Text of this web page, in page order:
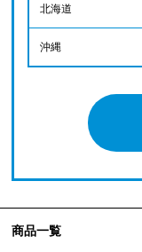
北海道
沖縄
商品一覧